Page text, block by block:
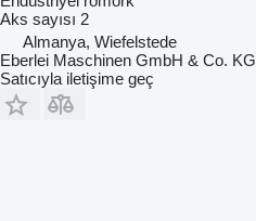
Aks sayısı 2
Almanya, Wiefelstede
Eberlei Maschinen GmbH & Co. KG
Satıcıyla iletişime geç